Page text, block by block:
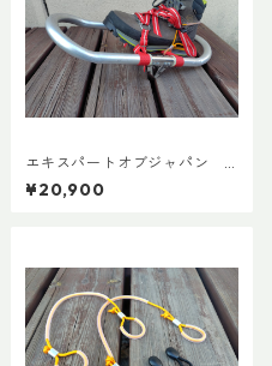
エキスパートオブジャパン
スノーシューズL ADDカスタ
ムVer.5
¥20,900